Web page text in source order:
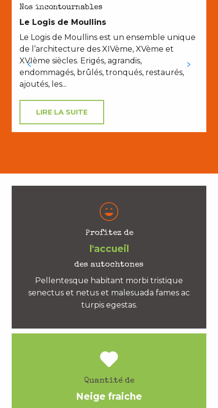
AVEC LES ENFANTS
Nos incontournables
Le Logis de Moullins
Le Logis de Moullins est un ensemble unique
de l’architecture des XIVème, XVème et
XVIème siècles. Erigés, agrandis,
endommagés, brûlés, tronqués, restaurés,
ajoutés, les...
LIRE LA SUITE
Profitez de
l'accueil
des autochtones
Pellentesque habitant morbi tristique
senectus et netus et malesuada fames ac
turpis egestas.
Quantité de
Neige fraiche